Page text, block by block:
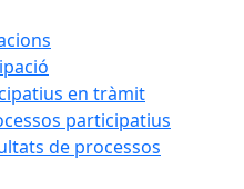
en tràmit
participatius
de processos